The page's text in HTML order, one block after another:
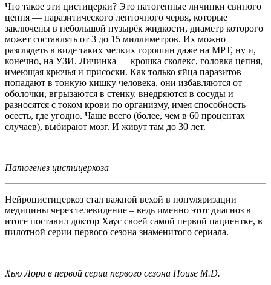
Что такое эти цистицерки? Это патогенные личинки свиного
цепня — паразитического ленточного червя, которые
заключены в небольшой пузырёк жидкости, диаметр которого
может составлять от 3 до 15 миллиметров. Их можно
разглядеть в виде таких мелких горошин даже на МРТ, ну и,
конечно, на УЗИ. Личинка — крошка сколекс, головка цепня,
имеющая крючья и присоски. Как только яйца паразитов
попадают в тонкую кишку человека, они избавляются от
оболочки, вгрызаются в стенку, внедряются в сосуды и
разносятся с током крови по организму, имея способность
осесть, где угодно. Чаще всего (более, чем в 60 процентах
случаев), выбирают мозг. И живут там до 30 лет.
Патогенез цистицеркоза
Нейроцистицеркоз стал важной вехой в популяризации
медицины через телевидение – ведь именно этот диагноз в
итоге поставил доктор Хаус своей самой первой пациентке, в
пилотной серии первого сезона знаменитого сериала.
Хью Лори в первой серии первого сезона House M.D.